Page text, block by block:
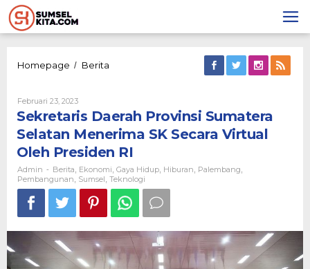
Lewati
ke
konten
Homepage / Berita
Selatan
Menerima
SK
Secara
Oleh
Presiden
Februari 23, 2023Oleh
Admin
Sekretaris Daerah Provinsi Sumatera
Selatan Menerima SK Secara Virtual
Oleh Presiden RI
Admin - Berita Ekonomi Gaya Hidup Hiburan Palembang
Pembangunan Sumsel Teknologi